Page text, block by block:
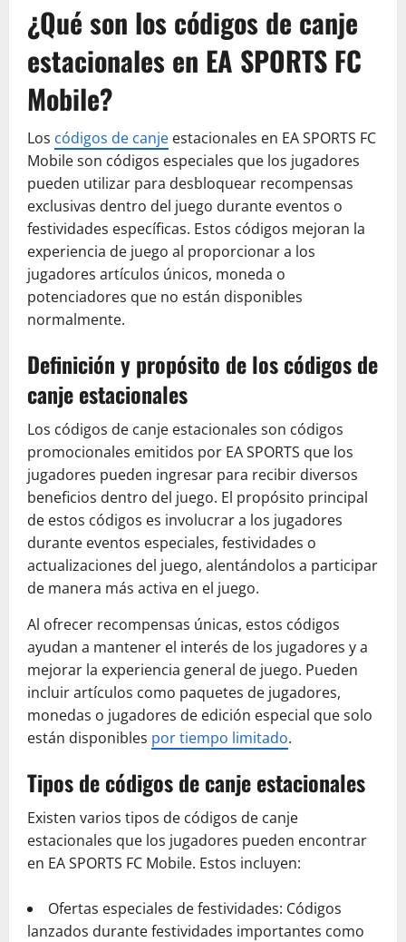
¿Qué son los códigos de canje
estacionales en EA SPORTS FC
Mobile?
Los códigos de canje estacionales en EA SPORTS FC
Mobile son códigos especiales que los jugadores
pueden utilizar para desbloquear recompensas
exclusivas dentro del juego durante eventos o
festividades específicas. Estos códigos mejoran la
experiencia de juego al proporcionar a los
jugadores artículos únicos, moneda o
potenciadores que no están disponibles
normalmente.
Definición y propósito de los códigos de
canje estacionales
Los códigos de canje estacionales son códigos
promocionales emitidos por EA SPORTS que los
jugadores pueden ingresar para recibir diversos
beneficios dentro del juego. El propósito principal
de estos códigos es involucrar a los jugadores
durante eventos especiales, festividades o
actualizaciones del juego, alentándolos a participar
de manera más activa en el juego.
Al ofrecer recompensas únicas, estos códigos
ayudan a mantener el interés de los jugadores y a
mejorar la experiencia general de juego. Pueden
incluir artículos como paquetes de jugadores,
monedas o jugadores de edición especial que solo
están disponibles por tiempo limitado.
Tipos de códigos de canje estacionales
Existen varios tipos de códigos de canje
estacionales que los jugadores pueden encontrar
en EA SPORTS FC Mobile. Estos incluyen:
Ofertas especiales de festividades: Códigos
lanzados durante festividades importantes como